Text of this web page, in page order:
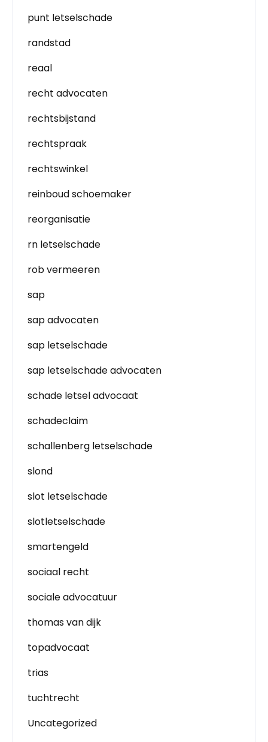
punt letselschade
randstad
reaal
recht advocaten
rechtsbijstand
rechtspraak
rechtswinkel
reinboud schoemaker
reorganisatie
rn letselschade
rob vermeeren
sap
sap advocaten
sap letselschade
sap letselschade advocaten
schade letsel advocaat
schadeclaim
schallenberg letselschade
slond
slot letselschade
slotletselschade
smartengeld
sociaal recht
sociale advocatuur
thomas van dijk
topadvocaat
trias
tuchtrecht
Uncategorized